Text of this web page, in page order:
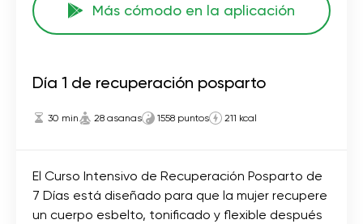
Más cómodo en la aplicación
Día 1 de recuperación posparto
30 min 28 asanas 1558 puntos 211 kcal
El Curso Intensivo de Recuperación Posparto de
7 Días está diseñado para que la mujer recupere
un cuerpo esbelto, tonificado y flexible después